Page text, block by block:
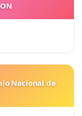
Nacional de